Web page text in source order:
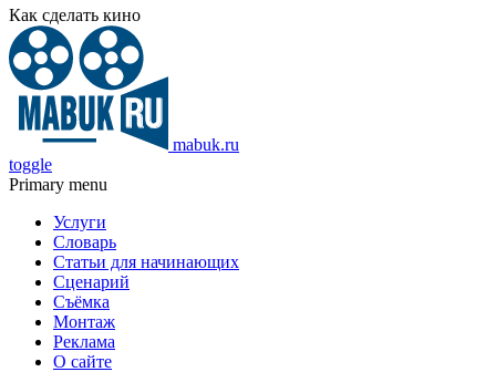
Как сделать кино
mabuk.ru
toggle
Primary menu
Услуги
Словарь
Статьи для начинающих
Сценарий
Съёмка
Монтаж
Реклама
О сайте